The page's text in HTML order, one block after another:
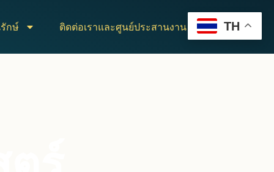
กษ์ ติดต่อเราและศูนย์ประสานงาน TH